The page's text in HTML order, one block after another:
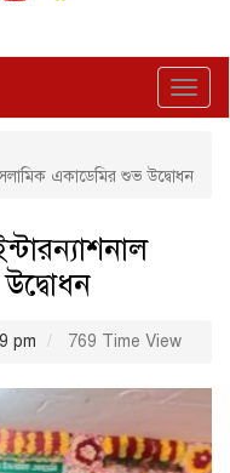
একাডেমির শুভ উদ্বোধন
pm 769 Time View